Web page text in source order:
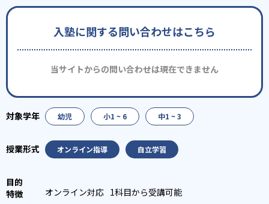
入塾に関する問い合わせはこちら
当サイトからの問い合わせは現在できません
幼児 小1 ~ 6 中1 ~ 3
オンライン指導 自立学習
オンライン対応 1科目から受講可能